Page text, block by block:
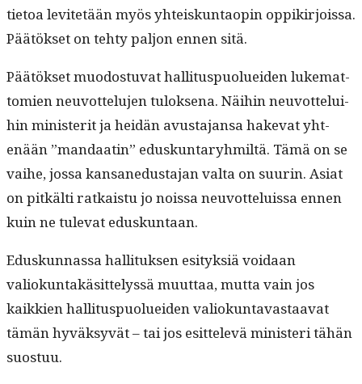
tietoa levitetään myös yhteiskun­taopin oppikir­jois­sa.
Päätök­set on tehty paljon ennen sitä.
Päätök­set muo­dos­tu­vat hal­li­tus­puoluei­den luke­mat­
tomien neu­vot­telu­jen tulok­se­na. Näi­hin neu­vot­telui­
hin min­is­ter­it ja hei­dän avus­ta­jansa hake­vat yht­
enään ”man­daatin” eduskun­taryh­miltä. Tämä on se
vai­he, jos­sa kansane­dus­ta­jan val­ta on suurin. Asi­at
on pitkälti ratkaistu jo nois­sa neu­vot­teluis­sa ennen
kuin ne tule­vat eduskuntaan.
Eduskun­nas­sa hal­li­tuk­sen esi­tyk­siä voidaan
valiokun­takäsit­telyssä muut­taa, mut­ta vain jos
kaikkien hal­li­tus­puoluei­den valiokun­tavas­taa­vat
tämän hyväksyvät – tai jos esit­televä min­is­teri tähän
suostuu.